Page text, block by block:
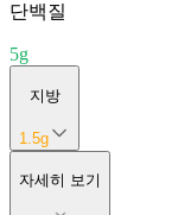
단백질
5g
지방
1.5g
자세히 보기